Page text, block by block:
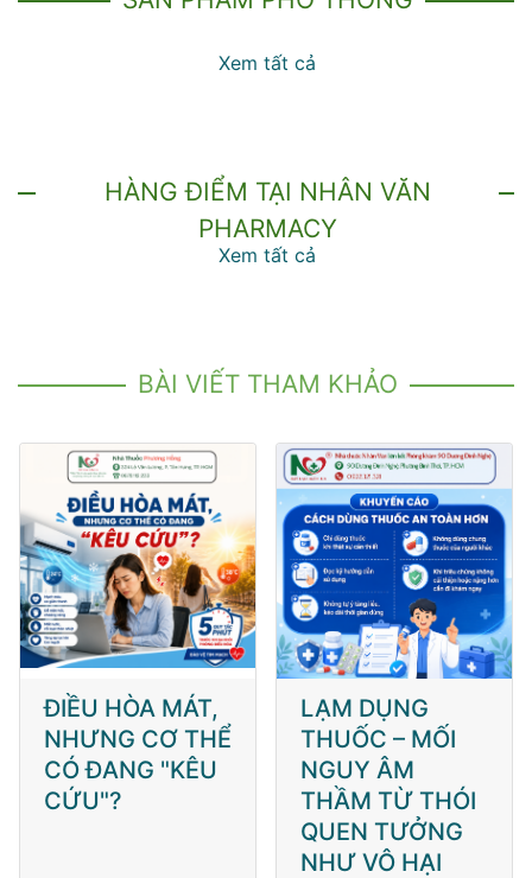
Xem tất cả
HÀNG ĐIỂM TẠI NHÂN VĂN
PHARMACY
Xem tất cả
BÀI VIẾT THAM KHẢO
ĐIỀU HÒA MÁT,
NHƯNG CƠ THỂ
CÓ ĐANG "KÊU
CỨU"?
LẠM DỤNG
THUỐC – MỐI
NGUY ÂM
THẦM TỪ THÓI
QUEN TƯỞNG
NHƯ VÔ HẠI